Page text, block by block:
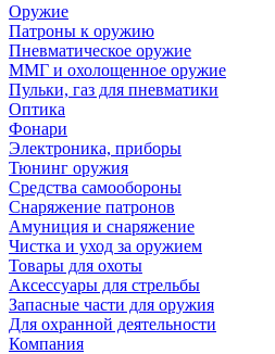
Оружие
Патроны к оружию
Пневматическое оружие
ММГ и охолощенное оружие
Пульки, газ для пневматики
Оптика
Фонари
Электроника, приборы
Тюнинг оружия
Средства самообороны
Снаряжение патронов
Амуниция и снаряжение
Чистка и уход за оружием
Товары для охоты
Аксессуары для стрельбы
Запасные части для оружия
Для охранной деятельности
Компания